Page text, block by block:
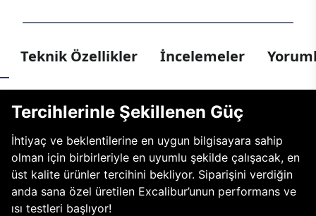
Teknik Özellikler İncelemeler
Tercihlerinle Şekillenen Güç
İhtiyaç ve beklentilerine en uygun bilgisayara sahip
olman için birbirleriyle en uyumlu şekilde çalışacak, en
üst kalite ürünler tercihini bekliyor. Siparişini verdiğin
anda sana özel üretilen Excalibur’unun performans ve
ısı testleri başlıyor!